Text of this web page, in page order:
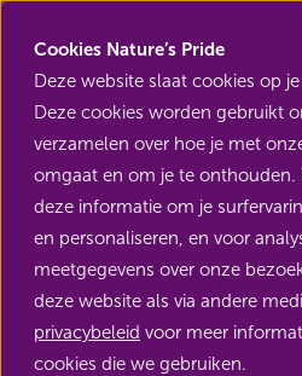
Cookies Nature’s Pride
Deze website slaat cookies op
Deze cookies worden gebruikt
verzamelen over hoe je met
omgaat en om je te onthouden.
deze informatie om je
en personaliseren, en voor
meetgegevens over onze
deze website als via andere
privacybeleid voor meer
cookies die we gebruiken.
Terug naar Nieuws
Nature’s Pride
website